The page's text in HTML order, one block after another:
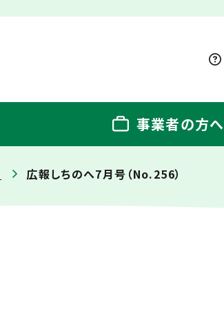
事業者の方へ
広報しちのへ7月号（No.256）